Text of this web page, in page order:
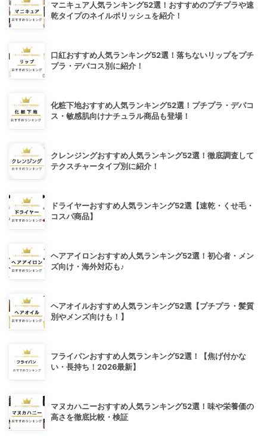
マニキュア人気ランキング52選！おすすめのプチプラや速
乾タイプのネイルポリッシュを紹介！
口紅おすすめ人気ランキング52選！落ちないリップをプチ
プラ・デパコス別に紹介！
化粧下地おすすめ人気ランキング52選！プチプラ・デパコ
ス・敏感肌向けナチュラル商品も登場！
クレンジングおすすめ人気ランキング52選！徹底調査して
テクスチャータイプ別に紹介！
ドライヤーおすすめ人気ランキング52選【速乾・くせ毛・
コスパ商品】
ヘアアイロンおすすめ人気ランキング52選！初心者・メン
ズ向け・海外対応も♪
ヘアオイルおすすめ人気ランキング52選【プチプラ・髪質
別やメンズ向けも！】
フライパンおすすめ人気ランキング52選！【焦げ付かな
い・長持ち！2026最新】
マヌカハニーおすすめ人気ランキング52選！味や栄養価の
高さを徹底比較・検証